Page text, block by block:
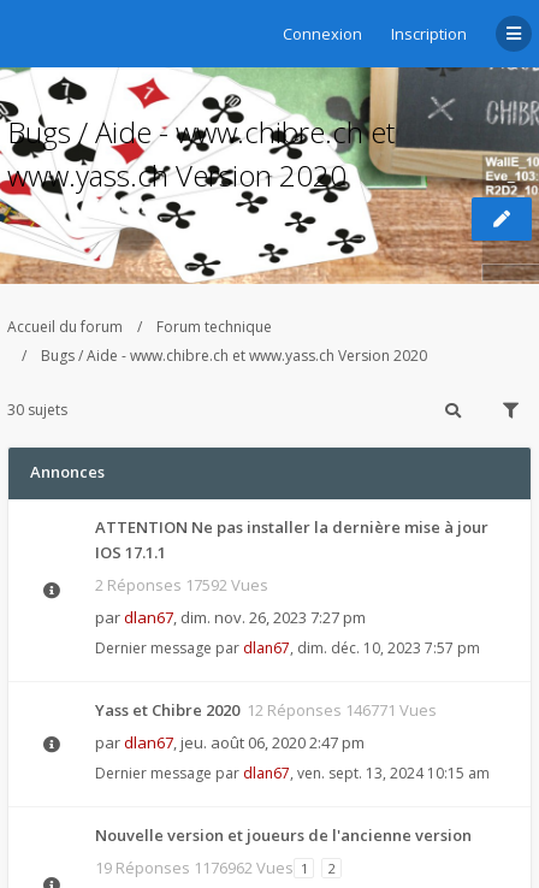
Connexion Inscription
Bugs / Aide - www.chibre.ch et
www.yass.ch Version 2020
Accueil du forum
Forum technique
Bugs / Aide - www.chibre.ch et www.yass.ch Version 2020
30 sujets
Annonces
ATTENTION Ne pas installer la dernière mise à jour
IOS 17.1.1
2 Réponses 17592 Vues
pardlan67, dim. nov. 26, 2023 7:27 pm
Dernier message par dlan67, dim. déc. 10, 2023 7:57 pm
Yass et Chibre 2020 12 Réponses 146771 Vues
pardlan67, jeu. août 06, 2020 2:47 pm
Dernier message par dlan67, ven. sept. 13, 2024 10:15 am
Nouvelle version et joueurs de l'ancienne version
19 Réponses 1176962 Vues 1 2